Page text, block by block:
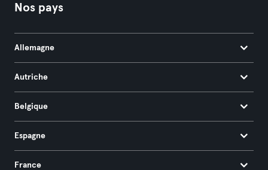
Nos pays
Allemagne
Autriche
Belgique
Espagne
France